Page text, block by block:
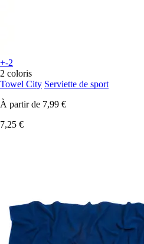
+-2
2 coloris
Towel City Serviette de sport
À partir de 7,99 €
7,25 €